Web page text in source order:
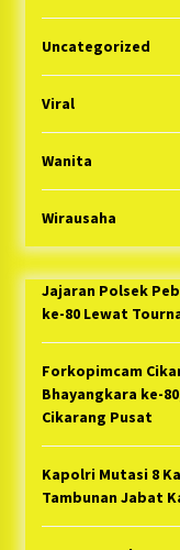
Uncategorized
Viral
Wanita
Wirausaha
Jajaran Polsek
ke-80 Lewat
Forkopimcam
Bhayangkara ke-
Cikarang Pusat
Kapolri Mutasi 8
Tambunan Jabat